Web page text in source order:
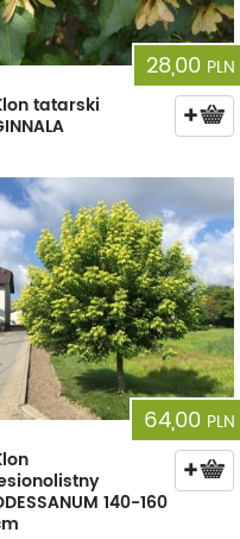
28,00 PLN
tatarski
64,00 PLN
140-160